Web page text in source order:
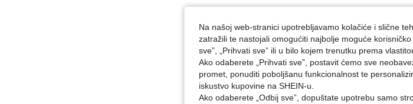
Na našoj web-stranici upotrebljavamo kolačiće i slične
zatražili te nastojali omogućiti najbolje moguće
sve”, „Prihvati sve” ili u bilo kojem trenutku prema
Ako odaberete „Prihvati sve”, postavit ćemo sve
promet, ponuditi poboljšanu funkcionalnost te
iskustvo kupovine na SHEIN-u.
Ako odaberete „Odbij sve”, dopuštate upotrebu samo